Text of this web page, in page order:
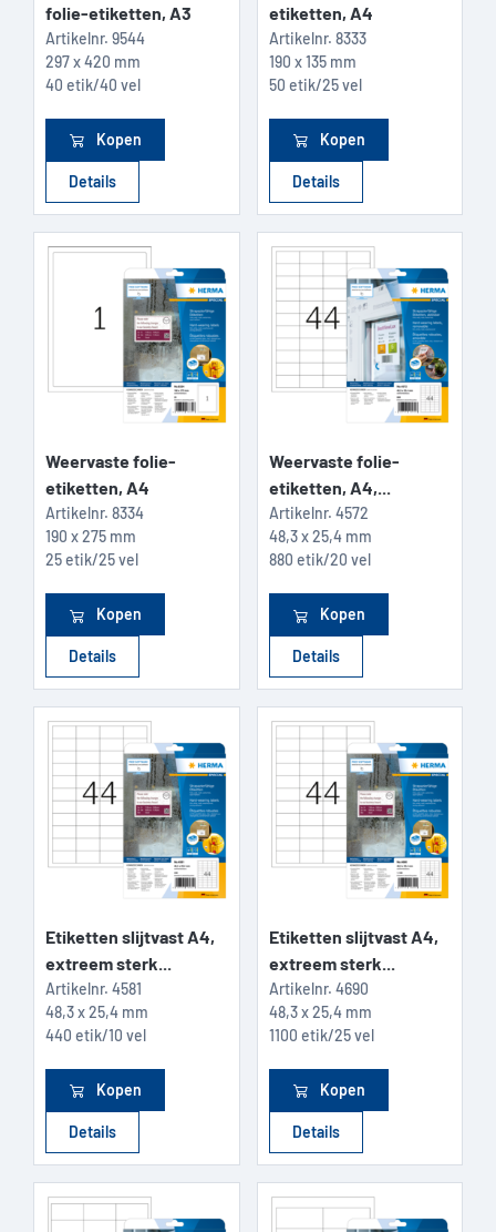
folie-etiketten, A3
Artikelnr. 9544
297 x 420 mm
40 etik/40 vel
Kopen
Details
etiketten, A4
Artikelnr. 8333
190 x 135 mm
50 etik/25 vel
Kopen
Details
Weervaste folie-
etiketten, A4
Artikelnr. 8334
190 x 275 mm
25 etik/25 vel
Kopen
Details
Weervaste folie-
etiketten, A4,...
Artikelnr. 4572
48,3 x 25,4 mm
880 etik/20 vel
Kopen
Details
Etiketten slijtvast A4,
extreem sterk...
Artikelnr. 4581
48,3 x 25,4 mm
440 etik/10 vel
Kopen
Details
Etiketten slijtvast A4,
extreem sterk...
Artikelnr. 4690
48,3 x 25,4 mm
1100 etik/25 vel
Kopen
Details